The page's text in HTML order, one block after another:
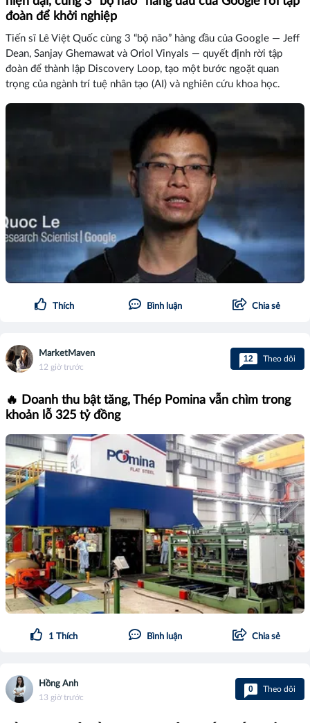
đoàn để khởi nghiệp
Tiến sĩ Lê Việt Quốc cùng 3 “bộ não” hàng đầu của Google — Jeff
Dean, Sanjay Ghemawat và Oriol Vinyals — quyết định rời tập
đoàn để thành lập Discovery Loop, tạo một bước ngoặt quan
trọng của ngành trí tuệ nhân tạo (AI) và nghiên cứu khoa học.
Thích Bình luận Chia sẻ
MarketMaven
12 giờ trước
12 Theo dõi
🔥 Doanh thu bật tăng, Thép Pomina vẫn chìm trong
khoản lỗ 325 tỷ đồng
1 Thích Bình luận Chia sẻ
Hồng Anh
13 giờ trước
0 Theo dõi